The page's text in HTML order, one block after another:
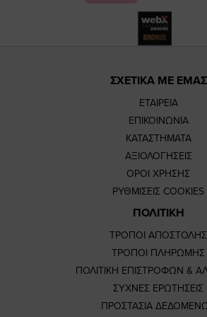
ΣΧΕΤΙΚΑ ΜΕ ΕΜΑΣ
ΕΤΑΙΡΕΙΑ
ΕΠΙΚΟΙΝΩΝΙΑ
ΚΑΤΑΣΤΗΜΑΤΑ
ΑΞΙΟΛΟΓΗΣΕΙΣ
ΟΡΟΙ ΧΡΗΣΗΣ
ΡΥΘΜΙΣΕΙΣ COOKIES
ΠΟΛΙΤΙΚΗ
ΤΡΟΠΟΙ ΑΠΟΣΤΟΛΗΣ
ΤΡΟΠΟΙ ΠΛΗΡΩΜΗΣ
ΠΟΛΙΤΙΚΗ ΕΠΙΣΤΡΟΦΩΝ &
ΣΥΧΝΕΣ ΕΡΩΤΗΣΕΙΣ
ΠΡΟΣΤΑΣΙΑ